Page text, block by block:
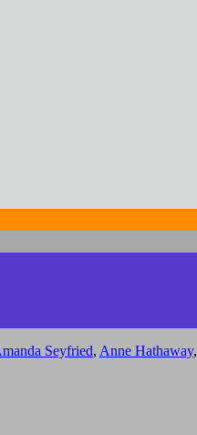
Seyfried, Anne Hathaway,